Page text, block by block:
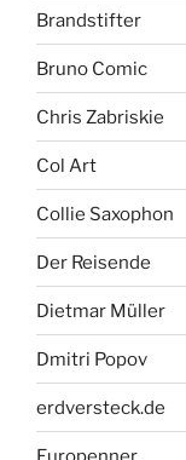
Brandstifter
Bruno Comic
Chris Zabriskie
Col Art
Collie Saxophon
Der Reisende
Dietmar Müller
Dmitri Popov
erdversteck.de